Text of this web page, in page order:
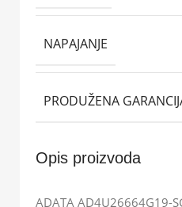
NAPAJANJE
PRODUŽENA
Opis proizvoda
ADATA AD4U26664G19-